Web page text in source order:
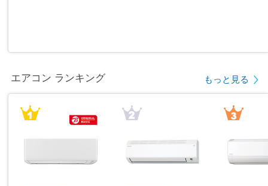
エアコン ランキング もっと見る